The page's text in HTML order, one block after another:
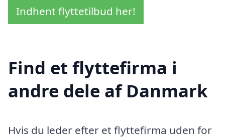
Indhent flyttetilbud her!
Find et flyttefirma i
andre dele af Danmark
Hvis du leder efter et flyttefirma uden for